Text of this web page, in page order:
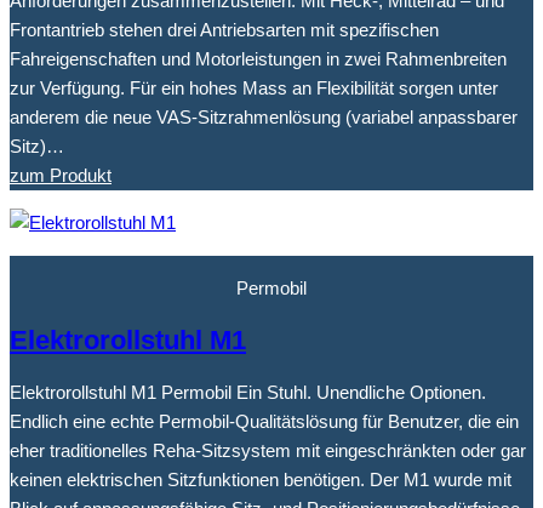
Frontantrieb stehen drei Antriebsarten mit spezifischen
Fahreigenschaften und Motorleistungen in zwei Rahmenbreiten
zur Verfügung. Für ein hohes Mass an Flexibilität sorgen unter
anderem die neue VAS-Sitzrahmenlösung (variabel anpassbarer
Sitz)…
zum Produkt
Permobil
Elektrorollstuhl M1
Elektrorollstuhl M1 Permobil Ein Stuhl. Unendliche Optionen.
Endlich eine echte Permobil-Qualitätslösung für Benutzer, die ein
eher traditionelles Reha-Sitzsystem mit eingeschränkten oder gar
keinen elektrischen Sitzfunktionen benötigen. Der M1 wurde mit